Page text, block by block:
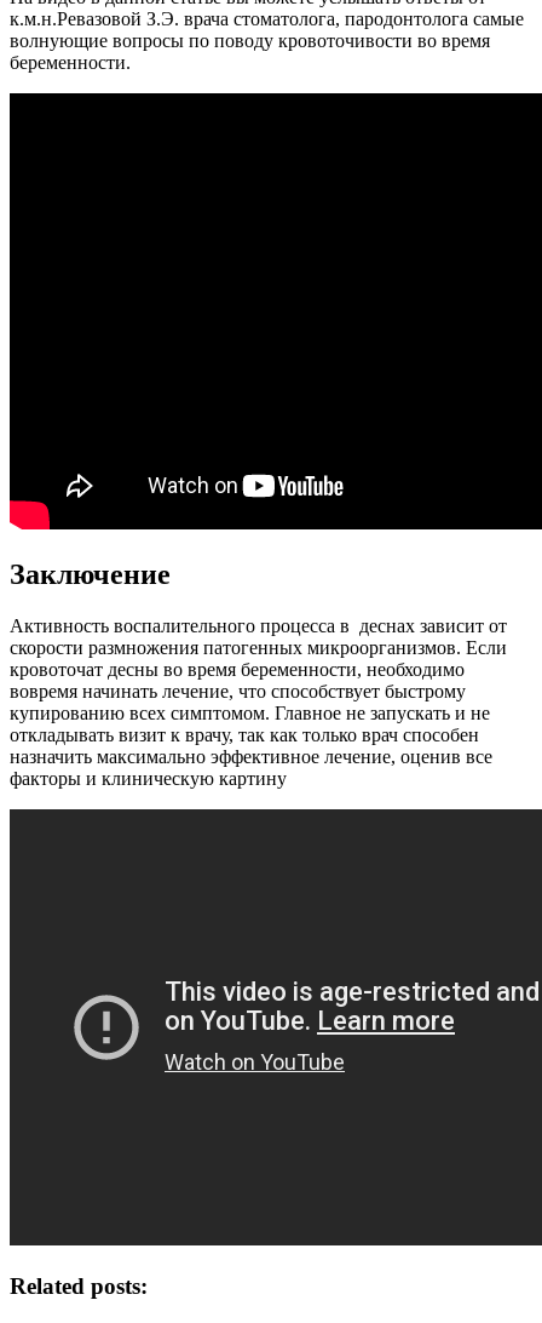
к.м.н.Ревазовой З.Э. врача стоматолога, пародонтолога самые
волнующие вопросы по поводу кровоточивости во время
беременности.
Заключение
Активность воспалительного процесса в деснах зависит от
скорости размножения патогенных микроорганизмов. Если
кровоточат десны во время беременности, необходимо
вовремя начинать лечение, что способствует быстрому
купированию всех симптомом. Главное не запускать и не
откладывать визит к врачу, так как только врач способен
назначить максимально эффективное лечение, оценив все
факторы и клиническую картину
Related posts: